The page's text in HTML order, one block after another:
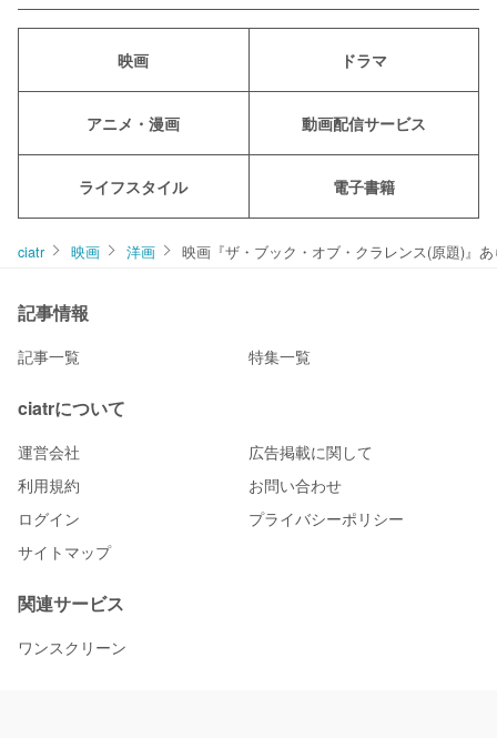
映画 ドラマ
アニメ・漫画 動画配信サービス
ライフスタイル 電子書籍
ciatr 映画 洋画 映画『ザ・ブック・オブ・クラレンス(原題)』
記事情報
記事一覧 特集一覧
ciatrについて
運営会社
広告掲載に関して
利用規約
お問い合わせ
ログイン
プライバシーポリシー
サイトマップ
関連サービス
ワンスクリーン